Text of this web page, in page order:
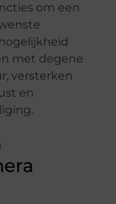
om een
met degene
versterken
en